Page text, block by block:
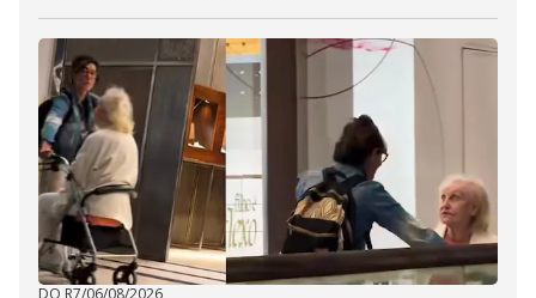
DO R7/06/08/2026